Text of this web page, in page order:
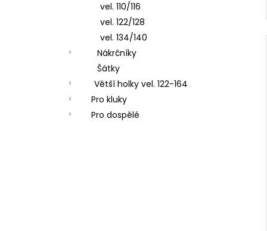
vel. 110/116
vel. 122/128
vel. 134/140
Nákrčníky
Šátky
Větší holky vel. 122-164
Pro kluky
Pro dospělé